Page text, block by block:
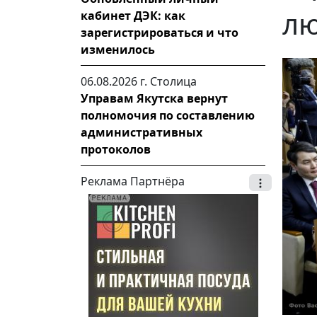
кабинет ДЭК: как
зарегистрироваться и что
изменилось
06.08.2026 г. Столица
Управам Якутска вернут
полномочия по составлению
административных
протоколов
Реклама Партнёра